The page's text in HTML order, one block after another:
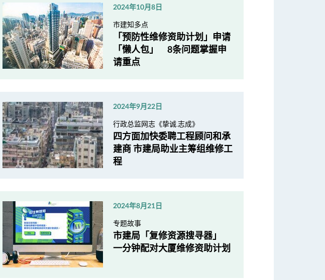
2024年10月8日
市建知多点
「预防性维修资助计划」申请
「懒人包」 8条问题掌握申
请重点
2024年9月22日
行政总监网志《挚诚.志成》
四方面加快委聘工程顾问和承
建商 市建局助业主筹组维修工
程
2024年8月21日
专题故事
市建局「复修资源搜寻器」
一分钟配对大厦维修资助计划